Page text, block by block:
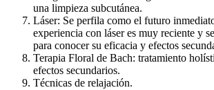
una limpieza subcutánea.
Láser: Se perfila como el futuro
experiencia con láser es muy reciente y
para conocer su eficacia y efectos
Terapia Floral de Bach: tratamiento
efectos secundarios.
Técnicas de relajación.